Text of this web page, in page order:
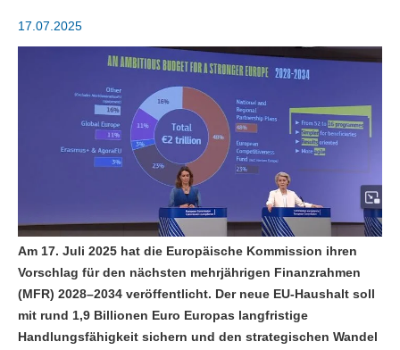
17.07.2025
Am 17. Juli 2025 hat die Europäische Kommission ihren
Vorschlag für den nächsten mehrjährigen Finanzrahmen
(MFR) 2028–2034 veröffentlicht. Der neue EU-Haushalt soll
mit rund 1,9 Billionen Euro Europas langfristige
Handlungsfähigkeit sichern und den strategischen Wandel